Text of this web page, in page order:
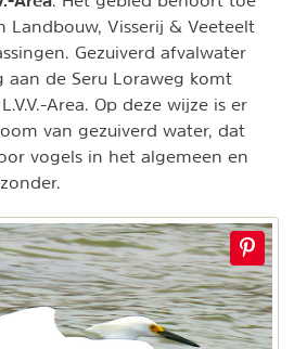
Landbouw, Visserij & Veeteelt
Gezuiverd afvalwater
aan de Seru Loraweg komt
Area. Op deze wijze is er
van gezuiverd water, dat
vogels in het algemeen en